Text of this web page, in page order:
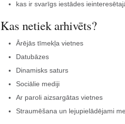
kas ir svarīgs iestādes
Kas netiek arhivēts?
Ārējās tīmekļa vietnes
Datubāzes
Dinamisks saturs
Sociālie mediji
Ar paroli aizsargātas vietnes
Straumēšana un lejupielādējami